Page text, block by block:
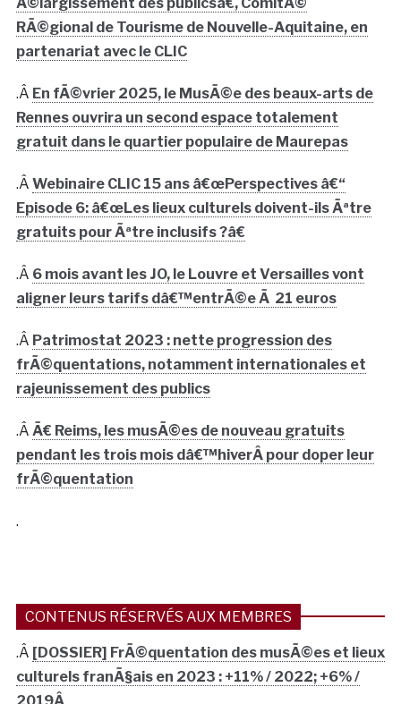
Ã©largissement des publicsâ€, ComitÃ©
RÃ©gional de Tourisme de Nouvelle-Aquitaine, en
partenariat avec le CLIC
.Â En fÃ©vrier 2025, le MusÃ©e des beaux-arts de
Rennes ouvrira un second espace totalement
gratuit dans le quartier populaire de Maurepas
.Â Webinaire CLIC 15 ans â€œPerspectives â€“
Episode 6: â€œLes lieux culturels doivent-ils Ãªtre
gratuits pour Ãªtre inclusifs ?â€
.Â 6 mois avant les JO, le Louvre et Versailles vont
aligner leurs tarifs dâ€™entrÃ©e Ã 21 euros
.Â Patrimostat 2023 : nette progression des
frÃ©quentations, notamment internationales et
rajeunissement des publics
.Â Ã€ Reims, les musÃ©es de nouveau gratuits
pendant les trois mois dâ€™hiverÂ pour doper leur
frÃ©quentation
.
CONTENUS RÉSERVÉS AUX MEMBRES
.Â [DOSSIER] FrÃ©quentation des musÃ©es et lieux
culturels franÃ§ais en 2023 : +11% / 2022; +6% /